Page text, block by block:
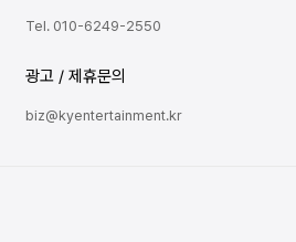
Tel. 010-6249-2550
광고 / 제휴문의
biz@kyentertainment.kr